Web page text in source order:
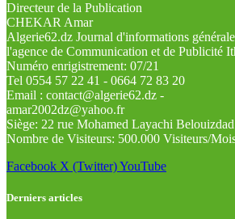
Directeur de la Publication
CHEKAR Amar
Algerie62.dz Journal d'informations
l'agence de Communication et de Publicité
Numéro enrigistrement: 07/21
Tel 0554 57 22 41 - 0664 72 83 20
Email : contact@algerie62.dz -
amar2002dz@yahoo.fr
Siège: 22 rue Mohamed Layachi
Nombre de Visiteurs: 500.000 Visiteurs/
Facebook X (Twitter)YouTube
Derniers articles